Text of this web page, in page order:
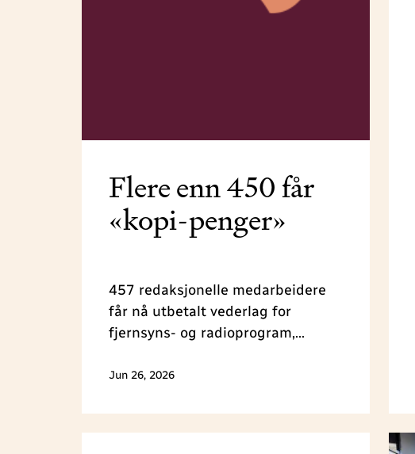
Flere enn 450 får
«kopi-penger»
457 redaksjonelle medarbeidere
får nå utbetalt vederlag for
fjernsyns- og radioprogram,
redaksjonelle kommentarer og
privatpersoner i 2025. Totalt deler
Jun 26, 2026